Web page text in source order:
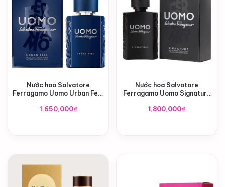
Nước hoa Salvatore
Ferragamo Uomo Urban Feel
1,650,000₫
Nước hoa Salvatore
Ferragamo Uomo Signature
1,800,000₫